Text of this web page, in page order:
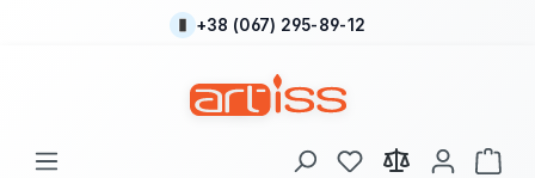
Перейти до основного вмісту
+38 (067) 295-89-12
У вас є 0 у списку